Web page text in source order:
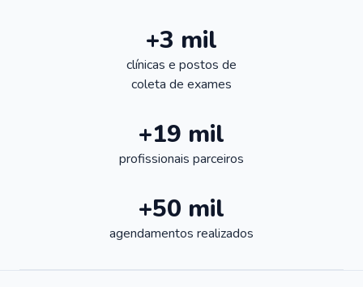
+3 mil
clínicas e postos de
coleta de exames
+19 mil
profissionais parceiros
+50 mil
agendamentos realizados